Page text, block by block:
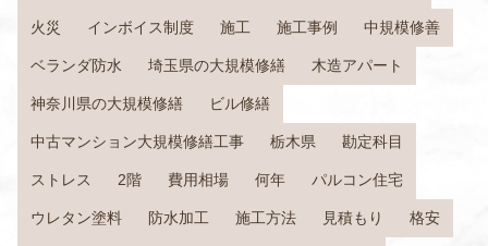
火災 インボイス制度 施工 施工事例 中規模修善
ベランダ防水 埼玉県の大規模修繕 木造アパート
神奈川県の大規模修繕 ビル修繕
中古マンション大規模修繕工事 栃木県 勘定科目
ストレス 2階 費用相場 何年 パルコン住宅
ウレタン塗料 防水加工 施工方法 見積もり 格安